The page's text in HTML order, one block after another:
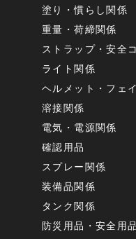
塗り・慣らし関係
重量・荷締関係
ストラップ・安全
ライト関係
ヘルメット・フェ
溶接関係
電気・電源関係
確認用品
スプレー関係
装備品関係
タンク関係
防災用品・安全用